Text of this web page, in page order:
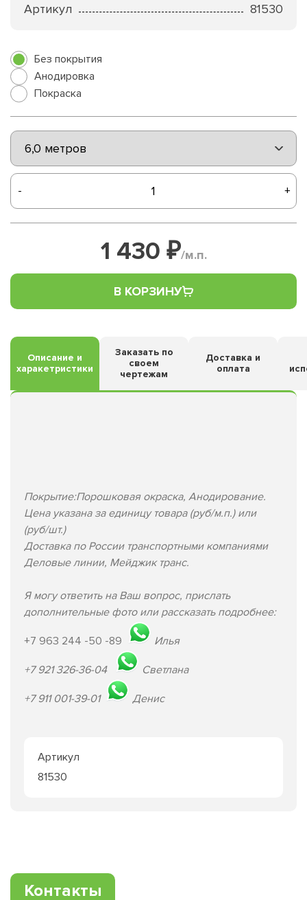
Артикул 81530
Без покрытия
Анодировка
Покраска
- +
1 430 ₽/м.п.
В КОРЗИНУ
Описание и
харакетристики
Заказать по
своем
чертежам
Доставка и
оплата
Покрытие:Порошковая окраска, Анодирование.
Цена указана за единицу товара (руб/м.п.) или
(руб/шт.)
Доставка по России транспортными компаниями
Деловые линии, Мейджик транс.
Я могу ответить на Ваш вопрос, прислать
дополнительные фото или рассказать подробнее:
+7 963 244 -50 -89 Илья
+7 921 326-36-04 Светлана
+7 911 001-39-01 Денис
Артикул
81530
Контакты